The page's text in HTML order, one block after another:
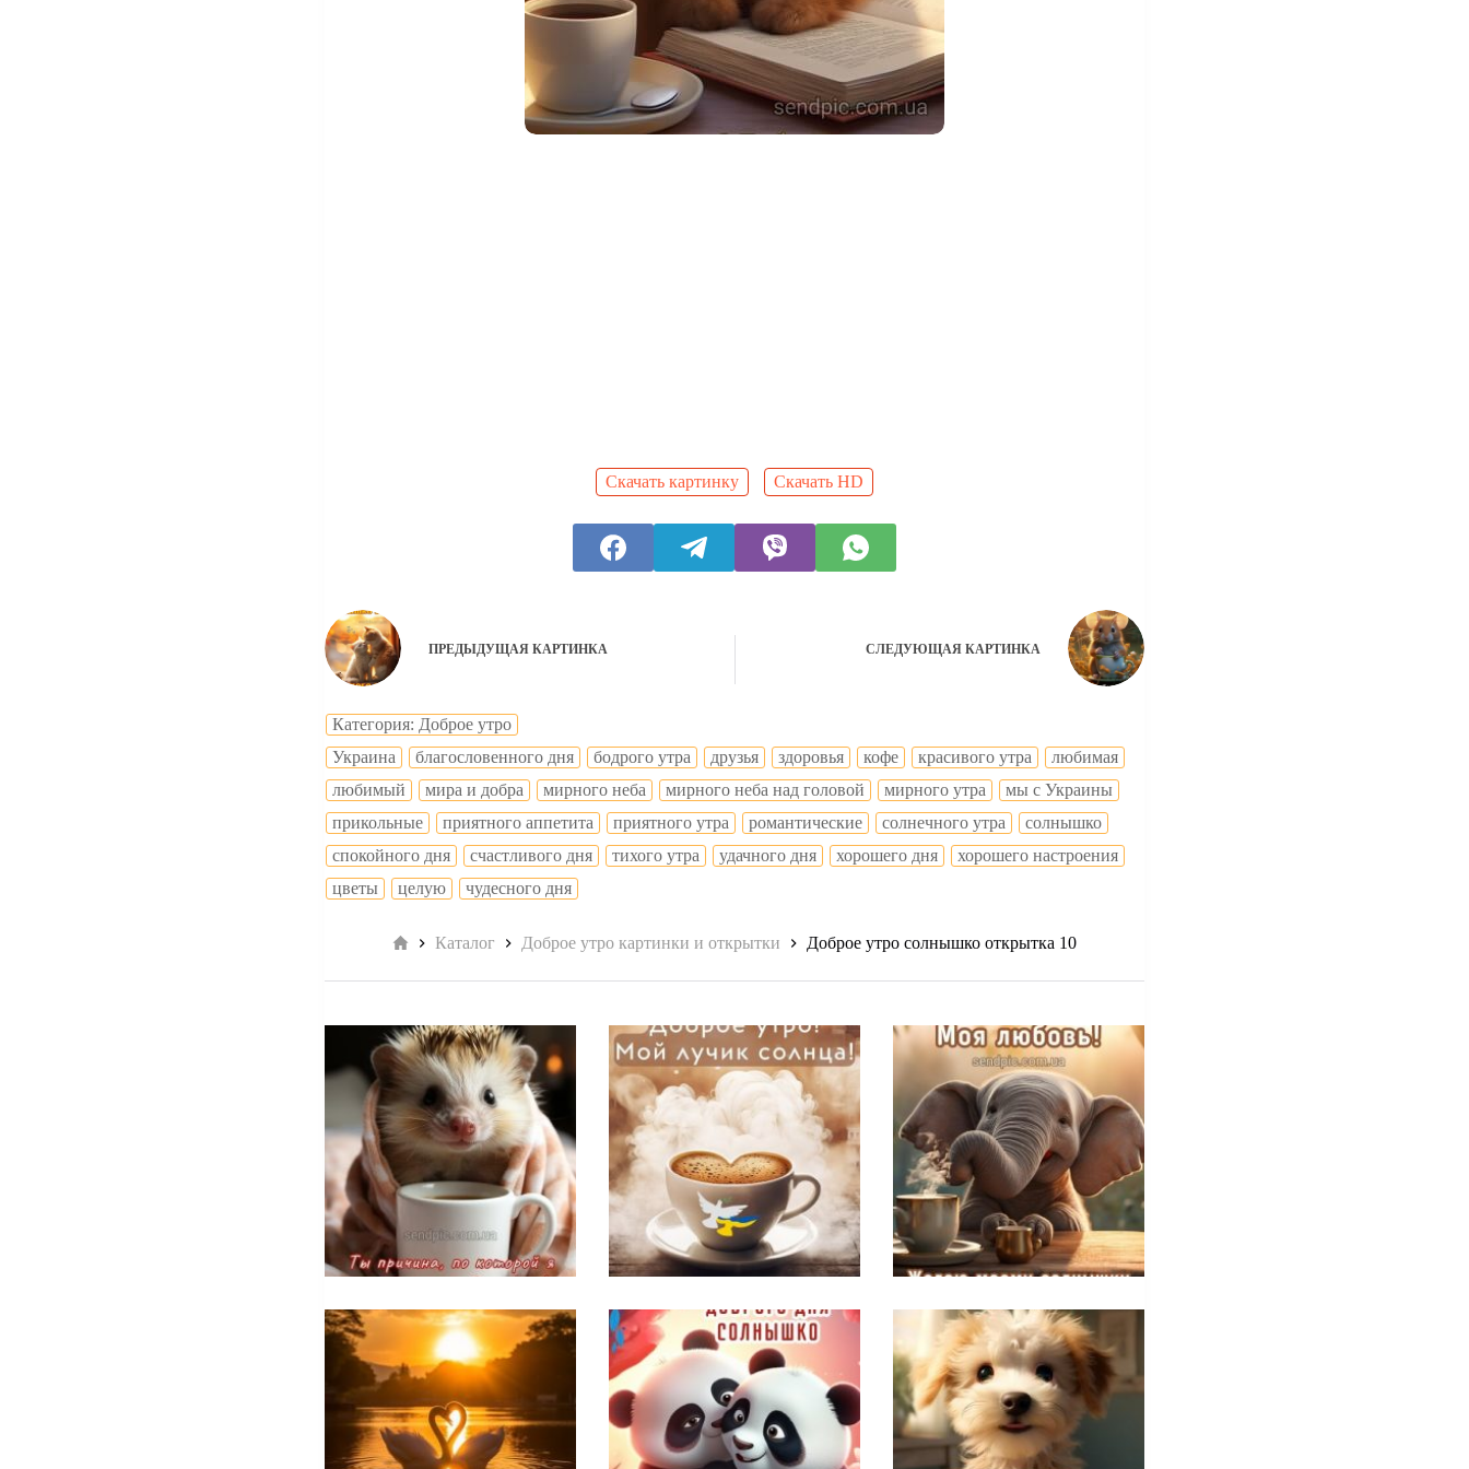
Скачать картинку Скачать HD
ПРЕДЫДУЩАЯ КАРТИНКА СЛЕДУЮЩАЯ КАРТИНКА
Категория: Доброе утро
Украина
благословенного дня бодрого утра друзья здоровья кофе красивого утра
любимая
любимый
мира и добра мирного неба мирного неба над головой мирного утра
мы с Украины
прикольные
приятного аппетита приятного утра романтические солнечного утра
солнышко
спокойного дня
счастливого дня тихого утра удачного дня хорошего дня
хорошего настроения
цветы
целую чудесного дня
Главная
Каталог Доброе утро картинки и открытки Доброе утро солнышко открытка 10